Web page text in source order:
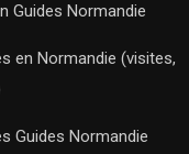
Guides Normandie
en Normandie (visites,
Guides Normandie